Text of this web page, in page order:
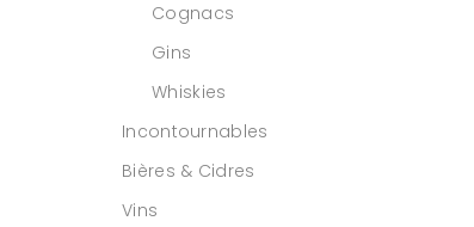
Cognacs
Gins
Whiskies
Incontournables
Bières & Cidres
Vins